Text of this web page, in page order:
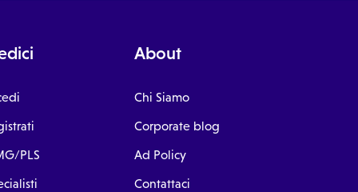
PLS
About
Chi Siamo
Corporate blog
Ad Policy
Contattaci